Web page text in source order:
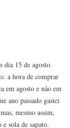
dia 15 de agosto.
a hora de comprar
em agosto e não em
ano passado gastei
mesmo assim,
sola de sapato.